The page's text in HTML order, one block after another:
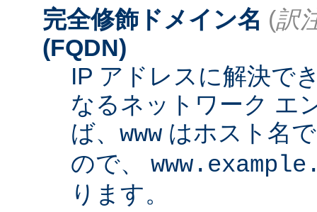
完全修飾ドメイン名 (訳
(FQDN)
IP アドレスに解決で
なるネットワーク エ
ば、 www はホスト名
ので、
ります。